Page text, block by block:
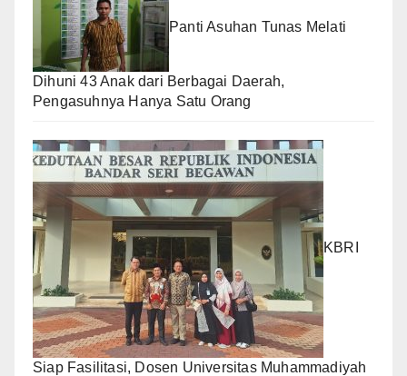
Panti Asuhan Tunas Melati
Dihuni 43 Anak dari Berbagai Daerah,
Pengasuhnya Hanya Satu Orang
KBRI
Siap Fasilitasi, Dosen Universitas Muhammadiyah